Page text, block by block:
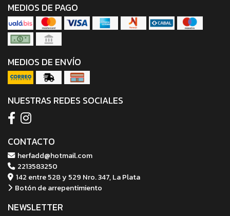
MEDIOS DE PAGO
MEDIOS DE ENVÍO
NUESTRAS REDES SOCIALES
CONTACTO
herfadd@hotmail.com
2213583250
142 entre 528 y 529 Nro. 347, La Plata
Botón de arrepentimiento
NEWSLETTER